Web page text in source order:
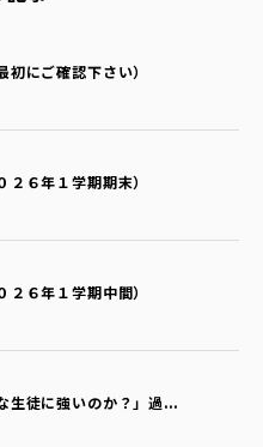
初にご確認下さい）
２６年１学期期末）
２６年１学期中間）
生徒に強いのか？」過...